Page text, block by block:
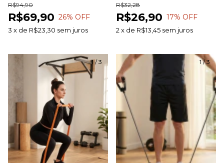
Funcional Alongamento
Pilates e Fisioterapia
R$69,90
R$94,90
26% OFF
3 x de R$23,30 sem juros
Treinamento Funcional
R$26,90
R$32,28
17% OFF
2 x de R$13,45 sem juros
1/3 1/3